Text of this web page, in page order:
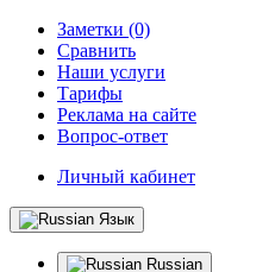
Заметки (0)
Сравнить
Наши услуги
Тарифы
Реклама на сайте
Вопрос-ответ
Личный кабинет
Язык
Russian